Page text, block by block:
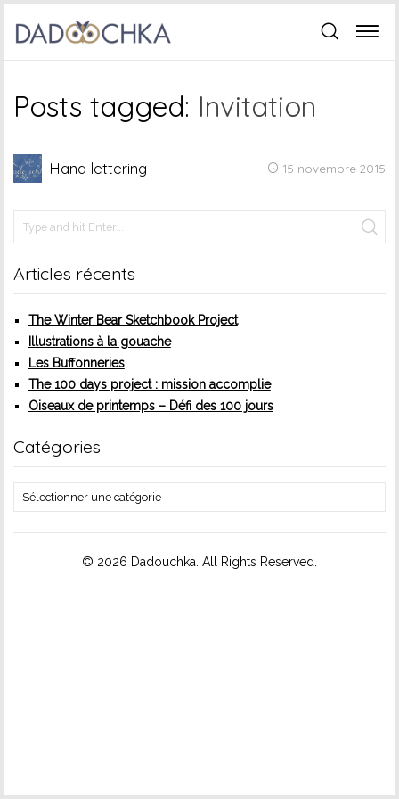
Posts tagged: Invitation
Hand lettering 15 novembre 2015
Articles récents
The Winter Bear Sketchbook Project
Illustrations à la gouache
Les Buffonneries
The 100 days project : mission accomplie
Oiseaux de printemps – Défi des 100 jours
Catégories
Catégories
© 2026 Dadouchka. All Rights Reserved.